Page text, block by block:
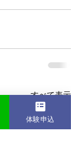
すべて表示
体験申込